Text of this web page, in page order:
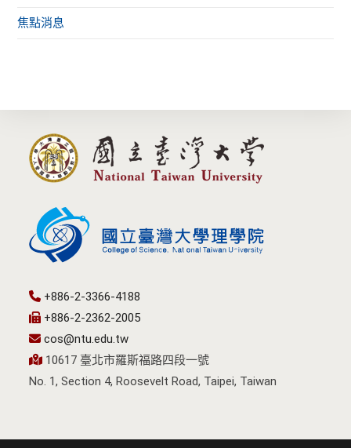
焦點消息
+886-2-3366-4188
+886-2-2362-2005
cos@ntu.edu.tw
10617 臺北市羅斯福路四段一號
No. 1, Section 4, Roosevelt Road, Taipei, Taiwan